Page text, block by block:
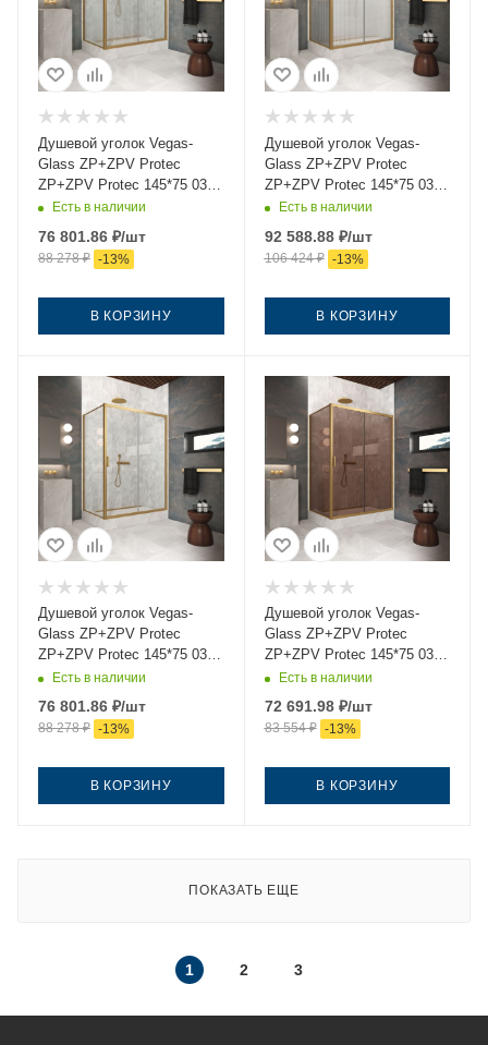
Душевой уголок Vegas-
Glass ZP+ZPV Protec
ZP+ZPV Protec 145*75 03
02 145х75 стекло рифленое
поддона
Есть в наличии
76 801.86 ₽/шт
88 278₽ -13%
В КОРЗИНУ
Душевой уголок Vegas-
Glass ZP+ZPV Protec
ZP+ZPV Protec 145*75 03
Moru 145х75 стекло
без поддона
Есть в наличии
92 588.88₽/шт
106 424₽ -13%
В КОРЗИНУ
Душевой уголок Vegas-
Glass ZP+ZPV Protec
ZP+ZPV Protec 145*75 03
crystalvision 145х75 стекло
прозрачное профиль
золото без поддона
Есть в наличии
76 801.86 ₽/шт
88 278₽ -13%
В КОРЗИНУ
Душевой уголок Vegas-
Glass ZP+ZPV Protec
ZP+ZPV Protec 145*75 03
05 145х75 стекло
тонированное профиль
золото без поддона
Есть в наличии
72 691.98₽/шт
83 554₽ -13%
В КОРЗИНУ
ПОКАЗАТЬ ЕЩЕ
1 2 3